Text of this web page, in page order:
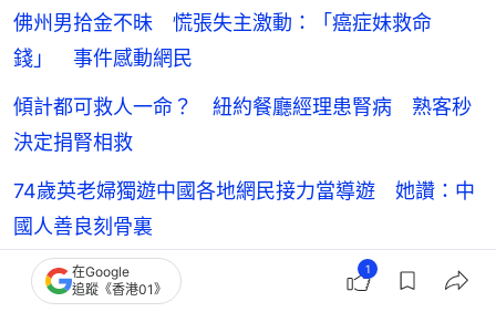
佛州男拾金不昧 慌張失主激動：「癌症妹救命
錢」 事件感動網民
傾計都可救人一命？ 紐約餐廳經理患腎病 熟客秒
決定捐腎相救
74歲英老婦獨遊中國各地網民接力當導遊 她讚：中
國人善良刻骨裏
深水埗銀杏冰室伯伯2元買白飯：我有畀錢㗎 職員
在Google
追蹤《香港01》
1